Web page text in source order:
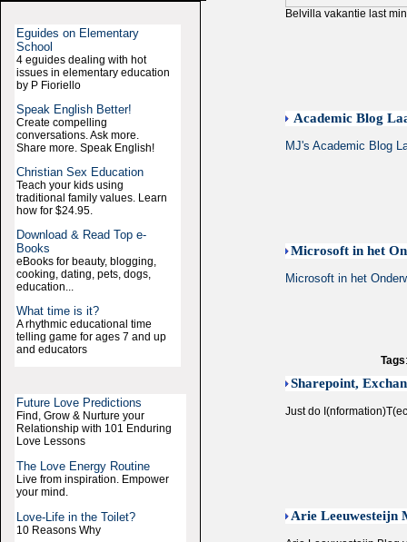
Eguides on Elementary
School
4 eguides dealing with hot
issues in elementary education
by P Fioriello
Speak English Better!
Create compelling
conversations. Ask more.
Share more. Speak English!
Christian Sex Education
Teach your kids using
traditional family values. Learn
how for $24.95.
Download & Read Top e-
Books
eBooks for beauty, blogging,
cooking, dating, pets, dogs,
education...
What time is it?
A rhythmic educational time
telling game for ages 7 and up
and educators
Future Love Predictions
Find, Grow & Nurture your
Relationship with 101 Enduring
Love Lessons
The Love Energy Routine
Live from inspiration. Empower
your mind.
Love-Life in the Toilet?
10 Reasons Why
Belvilla vakantie last
Academic Blog
MJ's Academic Blog
Microsoft in het
Microsoft in het
Tags
Sharepoint,
Just do
Arie Leeuwesteijn